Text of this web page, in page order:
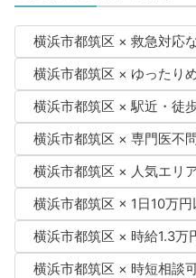
横浜市都筑区 × 救急対応
横浜市都筑区 × ゆったり
横浜市都筑区 × 駅近・徒
横浜市都筑区 × 専門医不問
横浜市都筑区 × 人気エリ
横浜市都筑区 × 1日10万円
横浜市都筑区 × 時給1.3万
横浜市都筑区 × 時短相談